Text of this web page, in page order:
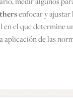
enfocar y ajustar
el que determine
aplicación de las